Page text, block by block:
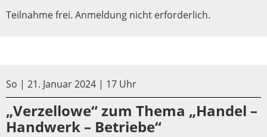
Teilnahme frei. Anmeldung nicht erforderlich.
So | 21. Januar 2024 | 17 Uhr
„Verzellowe“ zum Thema „Handel –
Handwerk – Betriebe“